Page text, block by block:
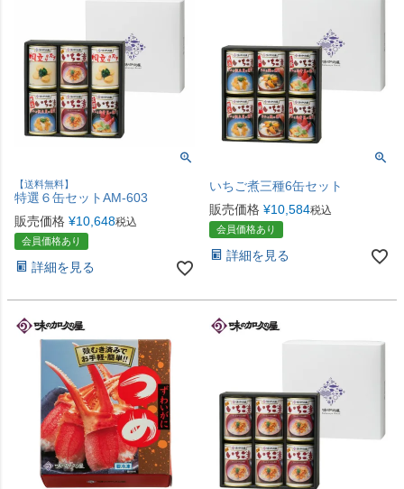
【送料無料】
特選６缶セットAM-603
販売価格 ¥10,648税込
会員価格あり
詳細を見る
いちご煮三種6缶セット
販売価格 ¥10,584税込
会員価格あり
詳細を見る